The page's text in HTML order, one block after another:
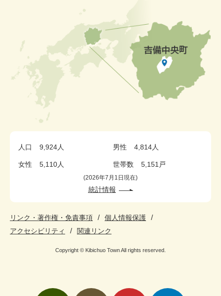
人口 9,924人 男性 4,814人
女性 5,110人 世帯数 5,151戸
2026年7月1日現在
統計情報
リンク・著作権・免責事項
個人情報保護
アクセシビリティ
関連リンク
Copyright © Kibichuo Town All rights reserved.